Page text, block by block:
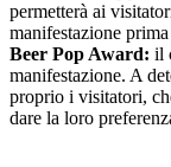
permetterà ai
manifestazione
Beer Pop Award: il
manifestazione. A
proprio i visitatori,
dare la loro